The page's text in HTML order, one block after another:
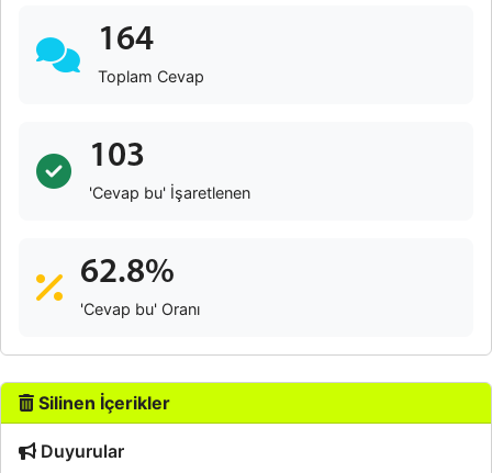
164
Toplam Cevap
103
'Cevap bu' İşaretlenen
62.8%
'Cevap bu' Oranı
Silinen İçerikler
Duyurular